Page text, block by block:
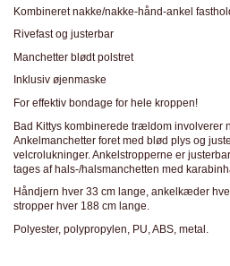
Kombineret nakke/nakke-hånd-ankel
Rivefast og justerbar
Manchetter blødt polstret
Inklusiv øjenmaske
For effektiv bondage for hele kroppen!
Bad Kittys kombinerede trældom involverer
Ankelmanchetter foret med blød plys og
velcrolukninger. Ankelstropperne er
tages af hals-/halsmanchetten med
Håndjern hver 33 cm lange, ankelkæder
stropper hver 188 cm lange.
Polyester, polypropylen, PU, ​​ABS, metal.